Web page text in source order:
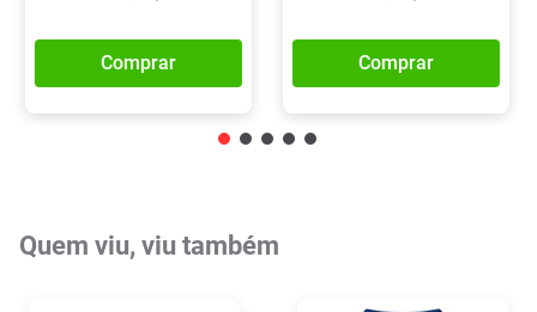
Comprar Comprar
Quem viu, viu também